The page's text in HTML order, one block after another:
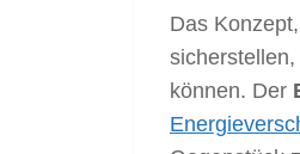
Das
können. Der